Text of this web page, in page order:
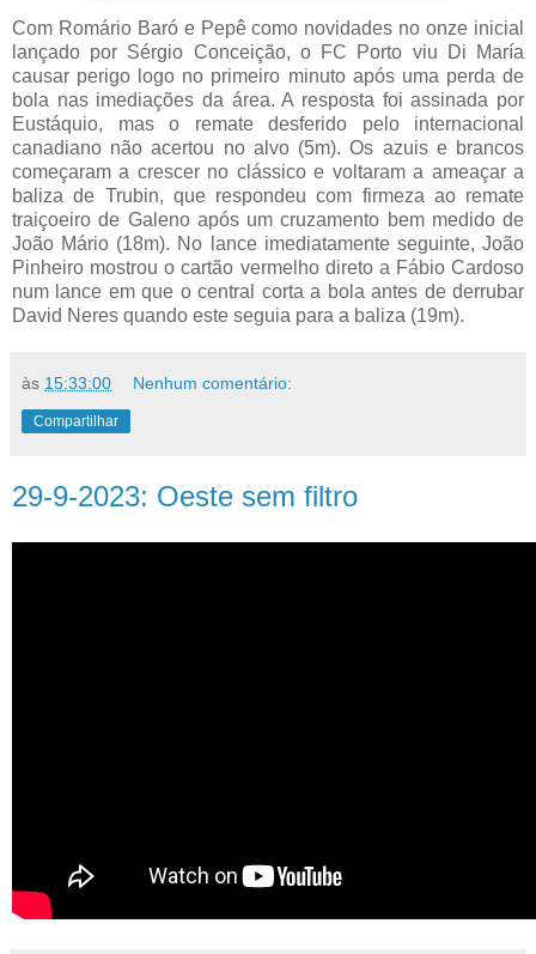
Com Romário Baró e Pepê como novidades no onze inicial
lançado por Sérgio Conceição, o FC Porto viu Di María
causar perigo logo no primeiro minuto após uma perda de
bola nas imediações da área. A resposta foi assinada por
Eustáquio, mas o remate desferido pelo internacional
canadiano não acertou no alvo (5m). Os azuis e brancos
começaram a crescer no clássico e voltaram a ameaçar a
baliza de Trubin, que respondeu com firmeza ao remate
traiçoeiro de Galeno após um cruzamento bem medido de
João Mário (18m). No lance imediatamente seguinte, João
Pinheiro mostrou o cartão vermelho direto a Fábio Cardoso
num lance em que o central corta a bola antes de derrubar
David Neres quando este seguia para a baliza (19m).
às 15:33:00 Nenhum comentário:
Compartilhar
29-9-2023: Oeste sem filtro